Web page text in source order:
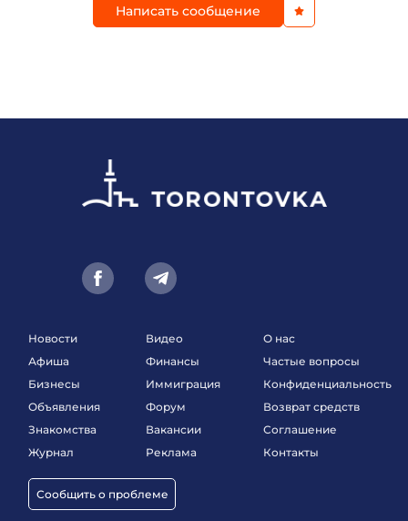
Написать сообщение
Новости
Афиша
Бизнесы
Объявления
Знакомства
Журнал
Сообщить о проблеме
Видео
Финансы
Иммиграция
Форум
Вакансии
Реклама
О нас
Частые вопросы
Конфиденциальность
Возврат средств
Соглашение
Контакты